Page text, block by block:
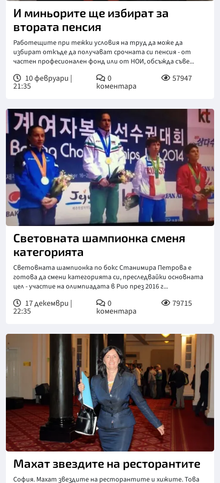
И миньорите ще избират за
втората пенсия
Работещите при тежки условия на труд да може да
избират откъде да получават срочната си пенсия - от
частен професионален фонд или от НОИ, обсъжда съве...
10 февруари |
21:35
0
коментара
57947
Световната шампионка сменя
категорията
Световната шампионка по бокс Станимира Петрова е
готова да смени категорията си, преследвайки основната
цел - участие на олимпиадата в Рио през 2016 г...
17 декември |
22:35
0
коментара
79715
Махат звездите на ресторантите
София. Махат звездите на ресторантите и хижите. Това